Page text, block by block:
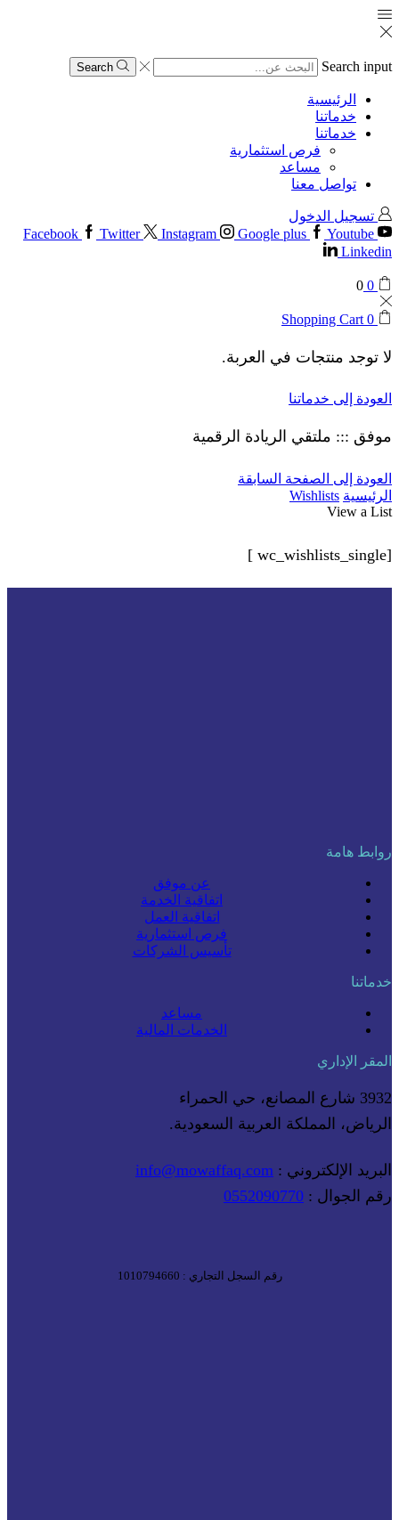
Search input
Search
الرئيسية
خدماتنا
خدماتنا
فرص استثمارية
مساعد
تواصل معنا
تسجيل الدخول
Facebook
Twitter Instagram Google plus
Youtube
Linkedin
0
0
0
Shopping Cart
لا توجد منتجات في العربة.
العودة إلى خدماتنا
موفق ::: ملتقي الريادة الرقمية
العودة إلى الصفحة السابقة
الرئيسية Wishlists
View a List
[wc_wishlists_single ]
روابط هامة
عن موفق
اتفاقية الخدمة
اتفاقية العمل
فرص استثمارية
تأسيس الشركات
خدماتنا
مساعد
الخدمات المالية
المقر الإداري
3932 شارع المصانع، حي الحمراء
الرياض، المملكة العربية السعودية.
البريد الإلكتروني : info@mowaffaq.com
رقم الجوال : 0552090770
رقم السجل التجاري : 1010794660